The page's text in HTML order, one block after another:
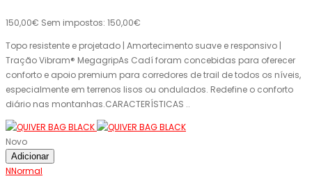
150,00€ Sem impostos: 150,00€
Topo resistente e projetado | Amortecimento suave e responsivo |
Tração Vibram® MegagripAs Cadí foram concebidas para oferecer
conforto e apoio premium para corredores de trail de todos os níveis,
especialmente em terrenos lisos ou ondulados. Redefine o conforto
diário nas montanhas.CARACTERÍSTICAS ..
Novo
Adicionar
NNormal